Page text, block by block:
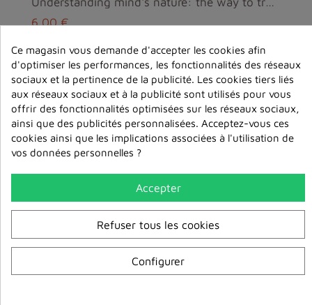
6,00 €
ajouter au
panier
Ce magasin vous demande d'accepter les cookies afin
d'optimiser les performances, les fonctionnalités des réseaux
sociaux et la pertinence de la publicité. Les cookies tiers liés
aux réseaux sociaux et à la publicité sont utilisés pour vous
offrir des fonctionnalités optimisées sur les réseaux sociaux,
ainsi que des publicités personnalisées. Acceptez-vous ces
cookies ainsi que les implications associées à l'utilisation de
vos données personnelles ?
Accepter
Refuser tous les cookies
Configurer